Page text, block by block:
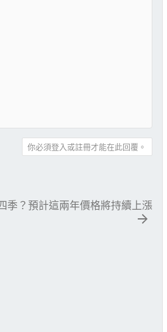
你必須登入或註冊才能在此回覆。
季？預計這兩年價格將持續上漲